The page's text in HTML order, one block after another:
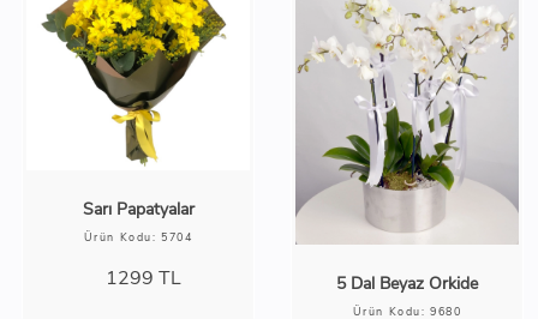
Sarı Papatyalar
Ürün Kodu: 5704
1299 TL 5 Dal Beyaz Orkide
Ürün Kodu: 9680